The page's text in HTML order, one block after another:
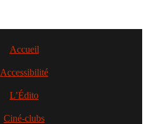
Accueil
Accessibilité
L’Édito
Ciné-clubs